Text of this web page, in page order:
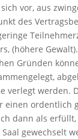
vor, aus
des
(höhere
Gründen
verlegt werden.
einen ordentlich
dann als
gewechselt